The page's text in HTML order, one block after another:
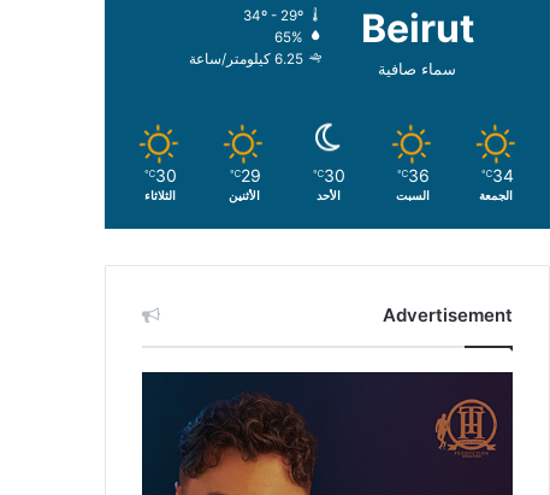
Beirut
سماء صافية
34º - 29º
65%
6.25 كيلومتر/ساعة
34
℃
الجمعة
36
℃
السبت
30
℃
الأحد
29
℃
الأثنين
30
℃
الثلاثاء
Advertisement